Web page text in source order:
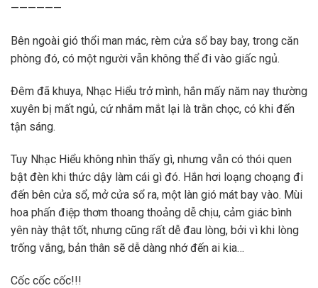
——————
Bên ngoài gió thổi man mác, rèm cửa sổ bay bay, trong căn
phòng đó, có một người vẫn không thể đi vào giấc ngủ.
Đêm đã khuya, Nhạc Hiểu trở mình, hắn mấy năm nay thường
xuyên bị mất ngủ, cứ nhắm mắt lại là trằn chọc, có khi đến
tận sáng.
Tuy Nhạc Hiểu không nhìn thấy gì, nhưng vẫn có thói quen
bật đèn khi thức dậy làm cái gì đó. Hắn hơi loạng choạng đi
đến bên cửa sổ, mở cửa sổ ra, một làn gió mát bay vào. Mùi
hoa phấn điệp thơm thoang thoảng dễ chịu, cảm giác bình
yên này thật tốt, nhưng cũng rất dễ đau lòng, bởi vì khi lòng
trống vắng, bản thân sẽ dễ dàng nhớ đến ai kia…
Cốc cốc cốc!!!